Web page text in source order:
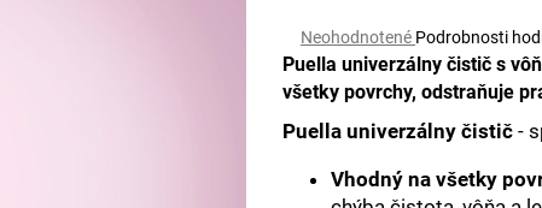
Priemerné
hodnotenie
produktu
je
0,0
hviezdičiek.
Neohodnotené Podrobnosti
Puella univerzálny čistič s
všetky povrchy, odstraňuje
Puella univerzálny čistič -
Vhodný na všetky